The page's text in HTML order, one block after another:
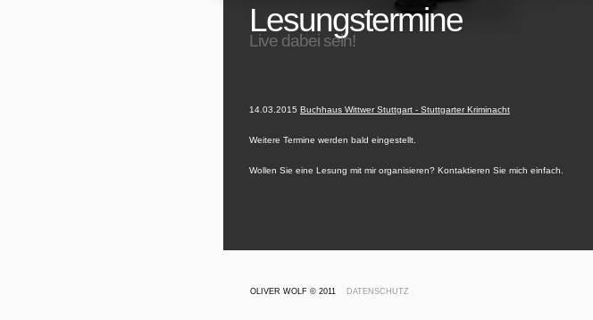
Lesungstermine
Live dabei sein!
14.03.2015 Buchhaus Wittwer Stuttgart - Stuttgarter Kriminacht
Weitere Termine werden bald eingestellt.
Wollen Sie eine Lesung mit mir organisieren? Kontaktieren Sie mich einfach.
OLIVER WOLF © 2011 DATENSCHUTZ